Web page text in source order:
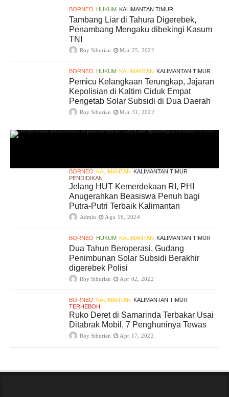
BORNEO HUKUM KALIMANTAN TIMUR
Tambang Liar di Tahura Digerebek,
Penambang Mengaku dibekingi Kasum
TNI
Roy Siburian Mar 25, 2022
BORNEO HUKUM KALIMANTAN KALIMANTAN TIMUR
Pemicu Kelangkaan Terungkap, Jajaran
Kepolisian di Kaltim Ciduk Empat
Pengetab Solar Subsidi di Dua Daerah
Roy Siburian Mar 31, 2022
BORNEO KALIMANTAN KALIMANTAN TIMUR
PENDIDIKAN
Jelang HUT Kemerdekaan RI, PHI
Anugerahkan Beasiswa Penuh bagi
Putra-Putri Terbaik Kalimantan
Admin Agu 16, 2024
BORNEO HUKUM KALIMANTAN KALIMANTAN TIMUR
Dua Tahun Beroperasi, Gudang
Penimbunan Solar Subsidi Berakhir
digerebek Polisi
Roy Siburian Apr 02, 2022
BORNEO KALIMANTAN KALIMANTAN TIMUR
TERHEBOH
Ruko Deret di Samarinda Terbakar Usai
Ditabrak Mobil, 7 Penghuninya Tewas
Roy Siburian Apr 17, 2022